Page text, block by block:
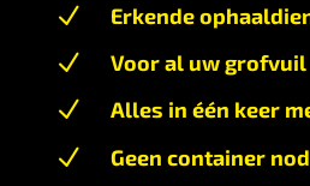
N Erkende
N Voor al uw grofvuil
N Alles in één keer
N Geen container